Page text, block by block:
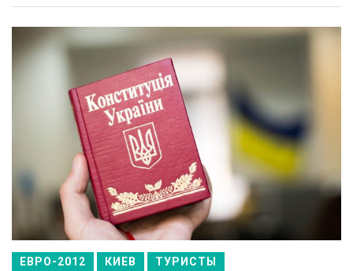
ЕВРО-2012 КИЕВ ТУРИСТЫ